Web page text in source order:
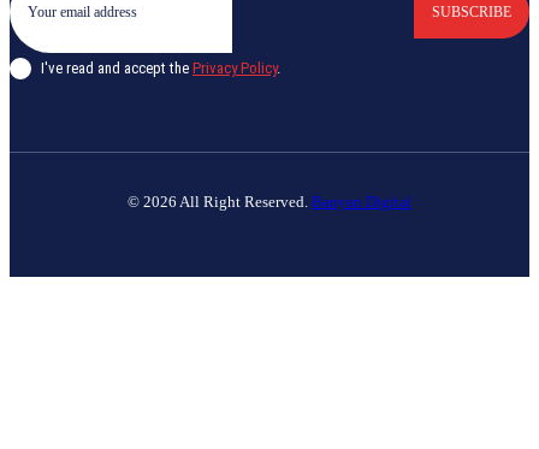
SUBSCRIBE
I've read and accept the Privacy Policy.
© 2026 All Right Reserved. Banyan Digital